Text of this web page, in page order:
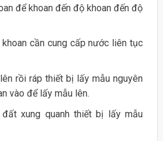
để khoan đến độ khoan đến độ
khoan cần cung cấp nước liên tục
rồi ráp thiết bị lấy mẫu nguyên
vào để lấy mẫu lên.
xung quanh thiết bị lấy mẫu